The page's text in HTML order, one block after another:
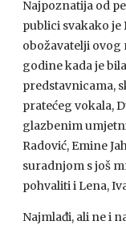
Najpoznatija od
publici svakako je
obožavatelji
godine kada je
predstavnicama,
pratećeg vokala,
glazbenim
Radović, Emine
suradnjom s još
pohvaliti i Lena,
Najmlađi, ali ne i